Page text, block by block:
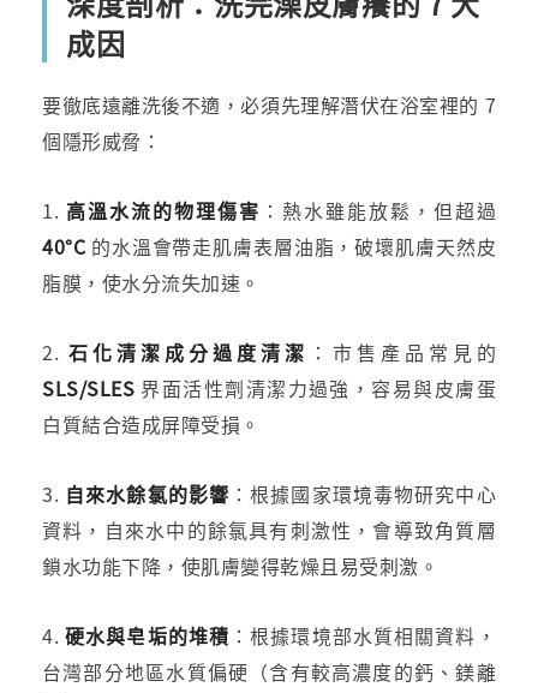
成因
要徹底遠離洗後不適，必須先理解潛伏在浴室裡的 7
個隱形威脅：
1. 高溫水流的物理傷害 ：熱水雖能放鬆，但超過
40°C 的水溫會帶走肌膚表層油脂，破壞肌膚天然皮
脂膜，使水分流失加速。
2. 石化清潔成分過度清潔 ：市售產品常見的
SLS/SLES 界面活性劑清潔力過強，容易與皮膚蛋
白質結合造成屏障受損。
3. 自來水餘氯的影響 ：根據國家環境毒物研究中心
資料，自來水中的餘氯具有刺激性，會導致角質層
鎖水功能下降，使肌膚變得乾燥且易受刺激。
4.硬水與皂垢的堆積 ：根據環境部水質相關資料，
台灣部分地區水質偏硬（含有較高濃度的鈣、鎂離